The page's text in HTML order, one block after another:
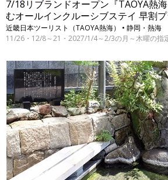
7/18リブランドオープン『TAOYA熱
むオールインクルーシブステイ 早割
近畿日本ツーリスト（TAOYA熱海） • 静岡・熱海